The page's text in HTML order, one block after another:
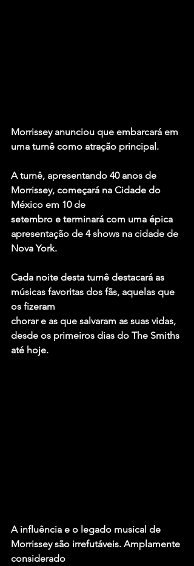
Morrissey anunciou que embarcará em
uma turnê como atração principal.
A turnê, apresentando 40 anos de
Morrissey, começará na Cidade do
México em 10 de
setembro e terminará com uma épica
apresentação de 4 shows na cidade de
Nova York.
Cada noite desta turnê destacará as
músicas favoritas dos fãs, aquelas que
os fizeram
chorar e as que salvaram as suas vidas,
desde os primeiros dias do The Smiths
até hoje.
A influência e o legado musical de
Morrissey são irrefutáveis. Amplamente
considerado